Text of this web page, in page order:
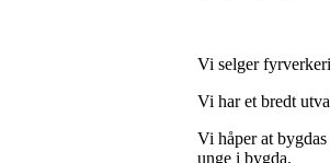
Vi selger
Vi har et bredt
Vi håper at
unge i bygda.